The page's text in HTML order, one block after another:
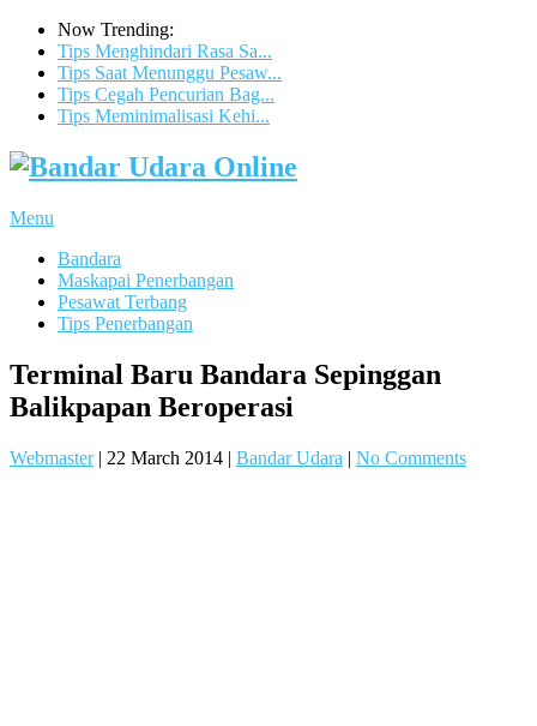
Now Trending:
Tips Menghindari Rasa Sa...
Tips Saat Menunggu Pesaw...
Tips Cegah Pencurian Bag...
Tips Meminimalisasi Kehi...
Menu
Bandara
Maskapai Penerbangan
Pesawat Terbang
Tips Penerbangan
Terminal Baru Bandara Sepinggan
Balikpapan Beroperasi
Webmaster| 22 March 2014 | Bandar Udara | No Comments